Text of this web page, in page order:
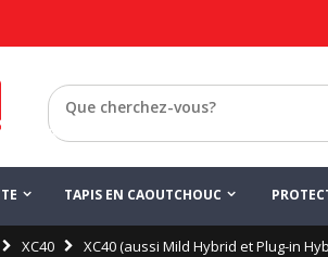
Retour
TAPIS EN CAOUTCHOUC
XC40 XC40 (aussi Mild Hybrid et Plug-in